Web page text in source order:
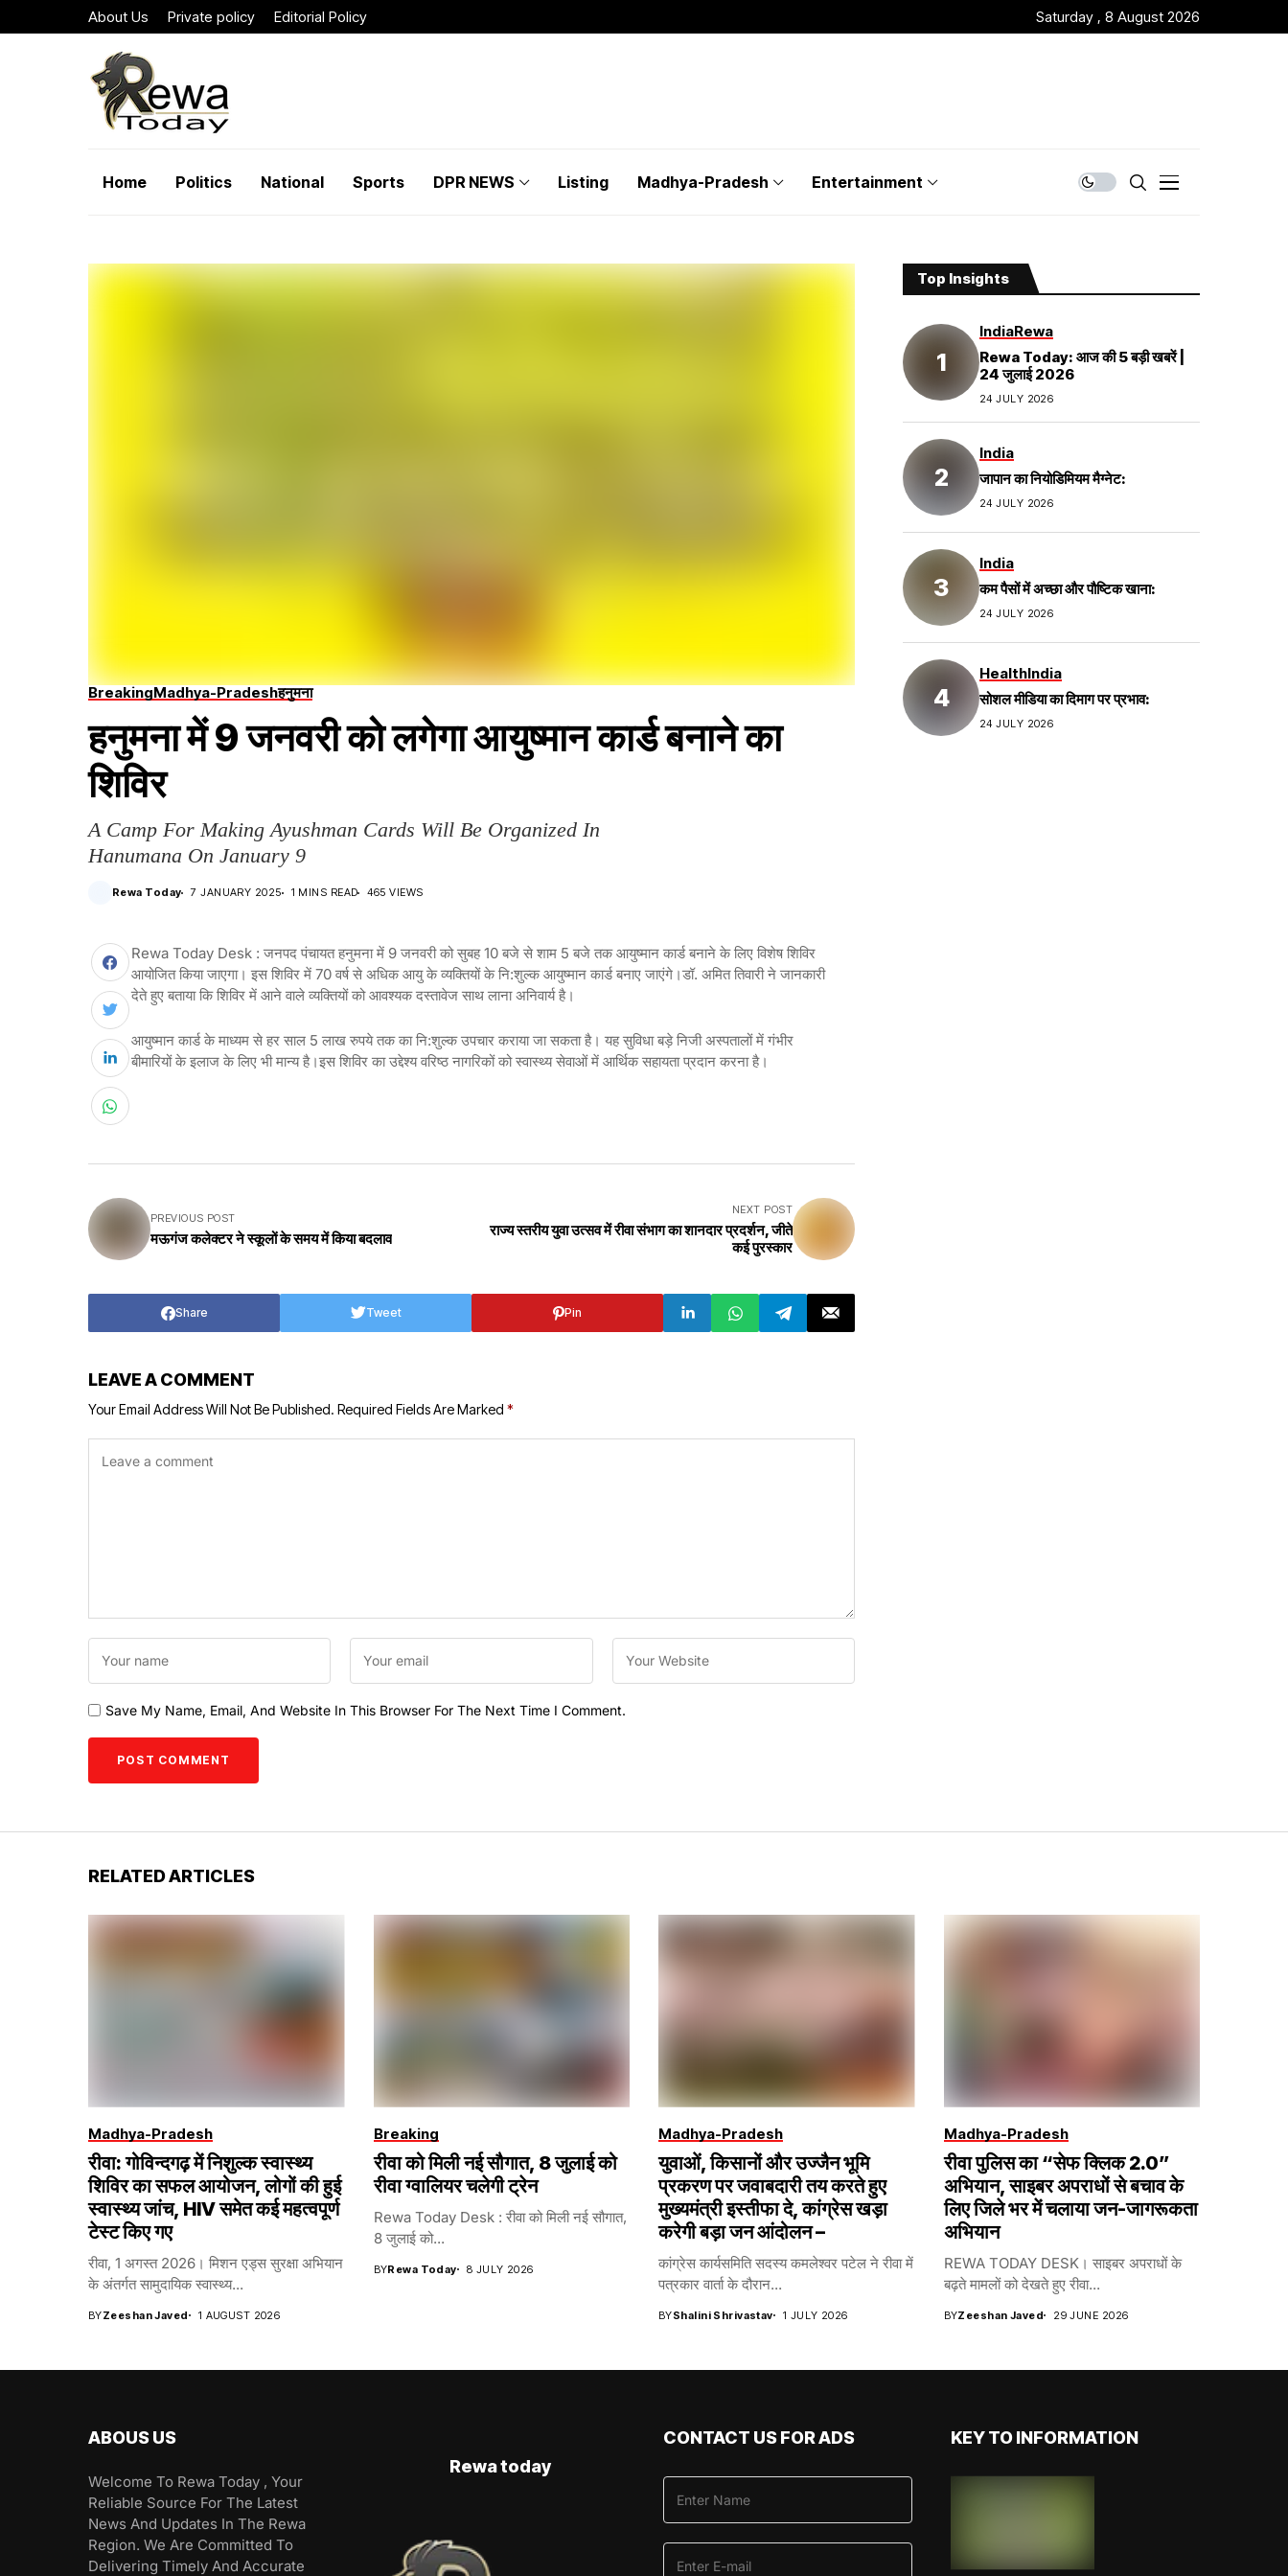
About Us Private policy Editorial Policy Saturday , 8 August 2026
Home Politics National Sports DPR NEWS Listing Madhya-Pradesh Entertainment
BreakingMadhya-Pradeshहनुमना
हनुमना में 9 जनवरी को लगेगा आयुष्मान कार्ड बनाने का
शिविर
A Camp For Making Ayushman Cards Will Be Organized In
Hanumana On January 9
Rewa Today 7 JANUARY 2025 1 MINS READ 465 VIEWS
Rewa Today Desk : जनपद पंचायत हनुमना में 9 जनवरी को सुबह 10 बजे से शाम 5 बजे तक आयुष्मान कार्ड बनाने के लिए विशेष शिविर
आयोजित किया जाएगा। इस शिविर में 70 वर्ष से अधिक आयु के व्यक्तियों के नि:शुल्क आयुष्मान कार्ड बनाए जाएंगे।डॉ. अमित तिवारी ने जानकारी
देते हुए बताया कि शिविर में आने वाले व्यक्तियों को आवश्यक दस्तावेज साथ लाना अनिवार्य है।
आयुष्मान कार्ड के माध्यम से हर साल 5 लाख रुपये तक का नि:शुल्क उपचार कराया जा सकता है। यह सुविधा बड़े निजी अस्पतालों में गंभीर
बीमारियों के इलाज के लिए भी मान्य है।इस शिविर का उद्देश्य वरिष्ठ नागरिकों को स्वास्थ्य सेवाओं में आर्थिक सहायता प्रदान करना है।
PREVIOUS POST
मऊगंज कलेक्टर ने स्कूलों के समय में किया बदलाव
NEXT POST
राज्य स्तरीय युवा उत्सव में रीवा संभाग का शानदार प्रदर्शन, जीते
कई पुरस्कार
Share Tweet Pin
LEAVE A COMMENT
Your Email Address Will Not Be Published. Required Fields Are Marked *
Save My Name, Email, And Website In This Browser For The Next Time I Comment.
Top Insights
IndiaRewa
Rewa Today: आज की 5 बड़ी खबरें |
24 जुलाई 2026
24 JULY 2026
India
जापान का नियोडिमियम मैग्नेट:
24 JULY 2026
India
कम पैसों में अच्छा और पौष्टिक खाना:
24 JULY 2026
HealthIndia
सोशल मीडिया का दिमाग पर प्रभाव:
24 JULY 2026
RELATED ARTICLES
Madhya-Pradesh
रीवा: गोविन्दगढ़ में निशुल्क स्वास्थ्य
शिविर का सफल आयोजन, लोगों की हुई
स्वास्थ्य जांच, HIV समेत कई महत्वपूर्ण
टेस्ट किए गए
रीवा, 1 अगस्त 2026। मिशन एड्स सुरक्षा अभियान
के अंतर्गत सामुदायिक स्वास्थ्य...
BYZeeshan Javed 1 AUGUST 2026
Breaking
रीवा को मिली नई सौगात, 8 जुलाई को
रीवा ग्वालियर चलेगी ट्रेन
Rewa Today Desk : रीवा को मिली नई सौगात,
8 जुलाई को...
BYRewa Today 8 JULY 2026
Madhya-Pradesh
युवाओं, किसानों और उज्जैन भूमि
प्रकरण पर जवाबदारी तय करते हुए
मुख्यमंत्री इस्तीफा दे, कांग्रेस खड़ा
करेगी बड़ा जन आंदोलन –
कांग्रेस कार्यसमिति सदस्य कमलेश्वर पटेल ने रीवा में
पत्रकार वार्ता के दौरान...
BYShalini Shrivastav 1 JULY 2026
Madhya-Pradesh
रीवा पुलिस का “सेफ क्लिक 2.0”
अभियान, साइबर अपराधों से बचाव के
लिए जिले भर में चलाया जन-जागरूकता
अभियान
REWA TODAY DESK। साइबर अपराधों के
बढ़ते मामलों को देखते हुए रीवा...
BYZeeshan Javed 29 JUNE 2026
ABOUS US
Welcome To Rewa Today , Your
Reliable Source For The Latest
News And Updates In The Rewa
Region. We Are Committed To
Delivering Timely And Accurate
Rewa today
CONTACT US FOR ADS KEY TO INFORMATION